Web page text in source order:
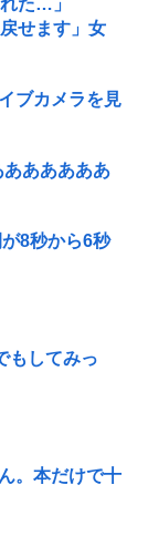
せます」女
ブカメラを見
あああああ
8秒から6秒
もしてみっ
。本だけで十